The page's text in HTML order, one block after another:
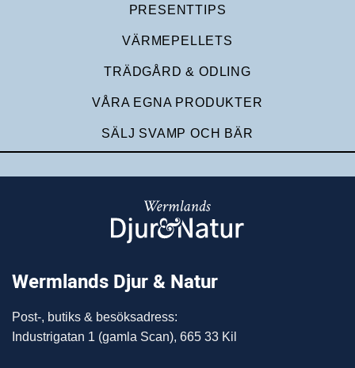
PRESENTTIPS
VÄRMEPELLETS
TRÄDGÅRD & ODLING
VÅRA EGNA PRODUKTER
SÄLJ SVAMP OCH BÄR
Wermlands Djur & Natur
Post-, butiks & besöksadress:
Industrigatan 1 (gamla Scan), 665 33 Kil